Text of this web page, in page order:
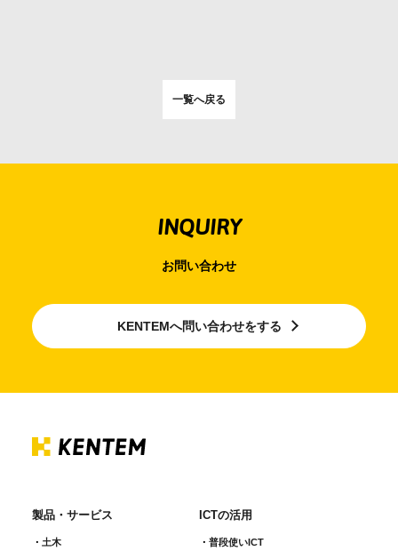
一覧へ戻る
INQUIRY
お問い合わせ
KENTEMへ問い合わせをする
製品・サービス
土木
ICTの活用
普段使いICT